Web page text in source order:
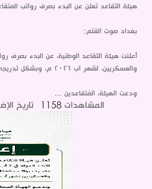
هيئة التقاعد تعلن عن البدء بصرف رواتب
بغداد صوت القلم:
أعلنت هيئة التقاعد الوطنية، عن البدء بصرف
والعسكريين، لشهر آب ٢٠٢٦ م، وبشكل تدريجي.
ودعت الهيئة، المُتقاعدين ...
المشاهدات 1158 تاريخ